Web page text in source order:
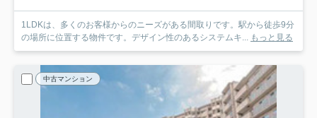
1LDKは、多くのお客様からのニーズがある間取りです。駅から徒歩9分
の場所に位置する物件です。デザイン性のあるシステムキ... もっと見る
中古マンション